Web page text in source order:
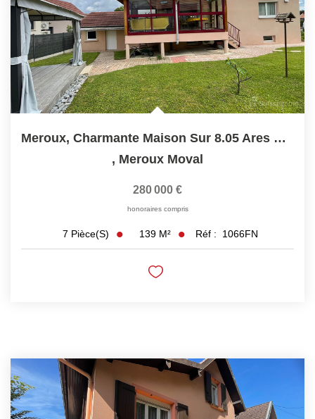
Meroux, Charmante Maison Sur 8.05 Ares De Terrain
, Meroux Moval
280 000 €
honoraires compris
7 Pièce(s) 139 M² Réf : 1066FN